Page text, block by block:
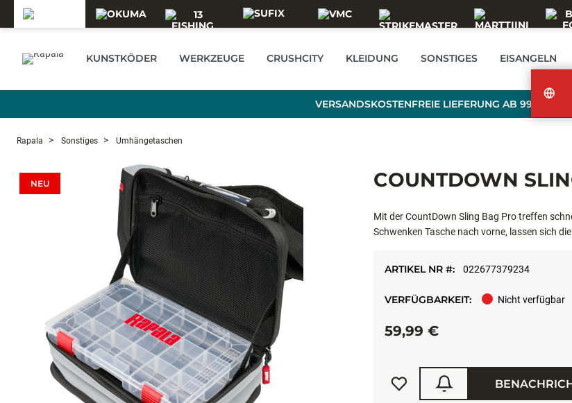
KUNSTKÖDER WERKZEUGE CRUSHCITY KLEIDUNG SONSTIGES EISANGELN
VERSANDSKOSTENFREIE LIEFERUNG AB 99 €
Rapala Sonstiges Umhängetaschen
NEU COUNTDOWN
Mit der CountDown Sling Bag Pro treffen
Schwenken Tasche nach vorne, lassen sich
ARTIKEL NR #: 022677379234
VERFÜGBARKEIT: Nicht verfügbar
59,99 €